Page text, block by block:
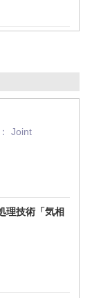
Joint
理技術「気相